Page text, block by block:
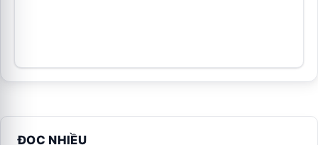
ĐỌC NHIỀU